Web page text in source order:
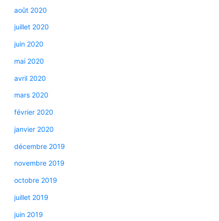
août 2020
juillet 2020
juin 2020
mai 2020
avril 2020
mars 2020
février 2020
janvier 2020
décembre 2019
novembre 2019
octobre 2019
juillet 2019
juin 2019